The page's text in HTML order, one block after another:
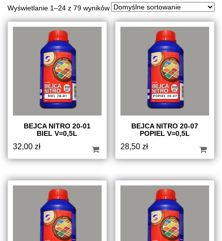
Wyświetlanie 1–24 z 79 wyników
BEJCA NITRO 20-01
BIEL V=0,5L
32,00 zł
BEJCA NITRO 20-07
POPIEL V=0,5L
28,50zł